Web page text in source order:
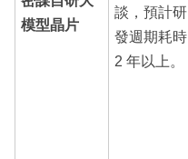
模型晶片
談，預計研
發週期耗時
2 年以上。